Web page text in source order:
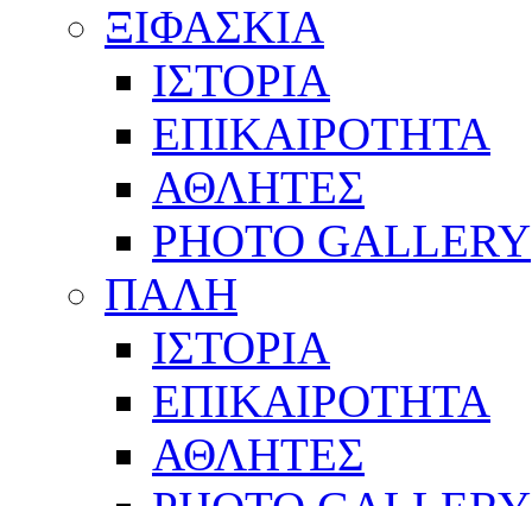
ΞΙΦΑΣΚΙΑ
ΙΣΤΟΡΙΑ
ΕΠΙΚΑΙΡΟΤΗΤΑ
ΑΘΛΗΤΕΣ
PHOTO GALLERY
ΠΑΛΗ
ΙΣΤΟΡΙΑ
ΕΠΙΚΑΙΡΟΤΗΤΑ
ΑΘΛΗΤΕΣ